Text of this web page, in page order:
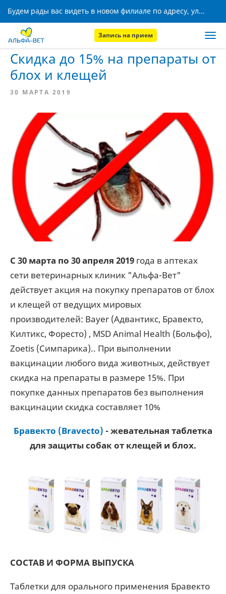
Будем рады вас видеть в новом филиале по адресу, ул. Кижеватова, 8!
Запись на прием
Главная
Скидка до 15% на препараты от
блох и клещей
30 МАРТА 2019
С 30 марта по 30 апреля 2019 года в аптеках
сети ветеринарных клиник "Альфа-Вет"
действует акция на покупку препаратов от блох
и клещей от ведущих мировых
производителей: Bayer (Адвантикс, Бравекто,
Килтикс, Форесто) , MSD Animal Health (Больфо),
Zoetis (Симпарика).. При выполнении
вакцинации любого вида животных, действует
скидка на препараты в размере 15%. При
покупке данных препаратов без выполнения
вакцинации скидка составляет 10%
Бравекто (Bravecto) - жевательная таблетка
для защиты собак от клещей и блох.
СОСТАВ И ФОРМА ВЫПУСКА
Таблетки для орального применения Бравекто